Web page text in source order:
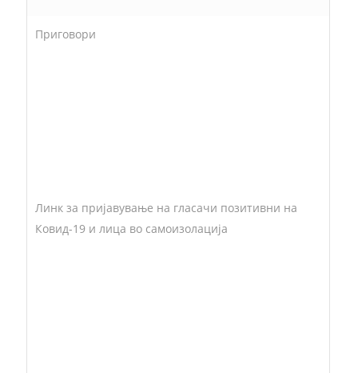
Приговори
Линк за пријавување на гласачи позитивни на
Ковид-19 и лица во самоизолација